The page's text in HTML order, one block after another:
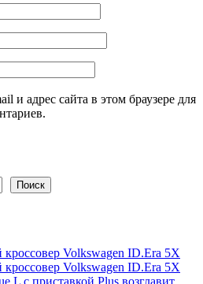
и адрес сайта в этом браузере для
Поиск
Volkswagen ID.Era 5X
Volkswagen ID.Era 5X
L с приставкой Plus возглавит